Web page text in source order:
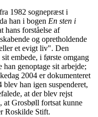
1982 sognepræst i
han i bogen En sten i
hans forståelse af
og opretholdende
et evigt liv". Den
embede, i første omgang
genoptage sit arbejde;
2004 er dokumenteret
blev han igen suspenderet,
at der blev rejst
at Grosbøll fortsat kunne
Roskilde Stift.